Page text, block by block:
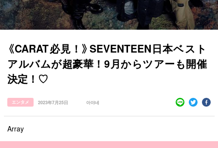
すべての記事
《CARAT必見！》SEVENTEEN日本ベスト
アルバムが超豪華！9月からツアーも開催
決定！♡
エンタメ 2023年7月25日 아야네
Array